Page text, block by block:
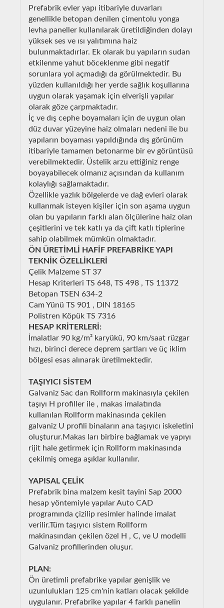
Prefabrik evler yapı itibariyle duvarları
genellikle betopan denilen çimentolu yonga
levha paneller kullanılarak üretildiğinden dolayı
yüksek ses ve ısı yalıtımına haiz
bulunmaktadırlar. Ek olarak bu yapıların sudan
etkilenme yahut böceklenme gibi negatif
sorunlara yol açmadığı da görülmektedir. Bu
yüzden kullanıldığı her yerde sağlık koşullarına
uygun olarak yaşamak için elverişli yapılar
olarak göze çarpmaktadır.
İç ve dış cephe boyamaları için de uygun olan
düz duvar yüzeyine haiz olmaları nedeni ile bu
yapıların boyaması yapıldığında dış görünüm
itibariyle tamamen betonarme bir ev görüntüsü
verebilmektedir. Üstelik arzu ettiğiniz renge
boyayabilecek olmanız açısından da kullanım
kolaylığı sağlamaktadır.
Özellikle yazlık bölgelerde ve dağ evleri olarak
kullanmak isteyen kişiler için son aşama uygun
olan bu yapıların farklı alan ölçülerine haiz olan
çeşitlerini ve tek katlı ya da çift katlı tiplerine
sahip olabilmek mümkün olmaktadır.
ÖN ÜRETİMLİ HAFİF PREFABRİKE YAPI
TEKNİK ÖZELLİKLERİ
Çelik Malzeme ST 37
Hesap Kriterleri TS 648, TS 498 , TS 11372
Betopan TSEN 634-2
Cam Yünü TS 901 , DIN 18165
Polistren Köpük TS 7316
HESAP KRİTERLERİ:
İmalatlar 90 kg/m² karyükü, 90 km/saat rüzgar
hızı, birinci derece deprem şartları ve üç iklim
bölgesi esas alınarak üretilmektedir.
TAŞIYICI SİSTEM
Galvaniz Sac dan Rollform makinasıyla çekilen
taşıyı H profiller ile , makas imalatında
kullanılan Rollform makinasında çekilen
galvaniz U profili binaların ana taşıyıcı iskeletini
oluşturur.Makas ları birbire bağlamak ve yapıyı
rijit hale getirmek için Rollform makinasında
çekilmiş omega aşıklar kullanılır.
YAPISAL ÇELİK
Prefabrik bina malzem kesit tayini Sap 2000
hesap yöntemiyle yapılar Auto CAD
programında çizilip resimler halinde imalat
verilir.Tüm taşıyıcı sistem Rollform
makinasından çekilen özel H , C, ve U modelli
Galvaniz profillerinden oluşur.
PLAN:
Ön üretimli prefabrike yapılar genişlik ve
uzunlulukları 125 cm'nin katları olacak şekilde
uygulanır. Prefabrike yapılar 4 farklı panelin